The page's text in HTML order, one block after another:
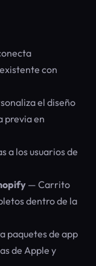
con
el diseño
previa en
a los usuarios de
— Carrito
dentro de la
paquetes de app
de Apple y